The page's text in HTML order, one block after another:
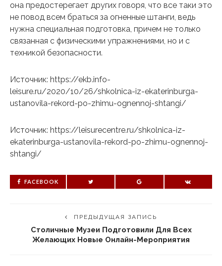
она предостерегает других говоря, что все таки это
не повод всем браться за огненные штанги, ведь
нужна специальная подготовка, причем не только
связанная с физическими упражнениями, но и с
техникой безопасности.
Источник: https://ekb.info-
leisure.ru/2020/10/26/shkolnica-iz-ekaterinburga-
ustanovila-rekord-po-zhimu-ognennoj-shtangi/
Источник: https://leisurecentre.ru/shkolnica-iz-
ekaterinburga-ustanovila-rekord-po-zhimu-ognennoj-
shtangi/
FACEBOOK
ПРЕДЫДУЩАЯ ЗАПИСЬ
Столичные Музеи Подготовили Для Всех
Желающих Новые Онлайн-Мероприятия